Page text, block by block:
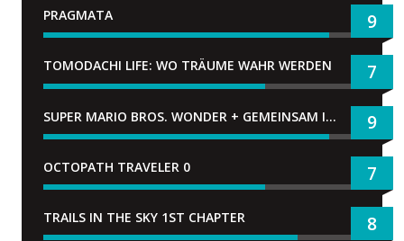
PRAGMATA 9
TOMODACHI LIFE: WO TRÄUME WAHR WERDEN 7
SUPER MARIO BROS. WONDER + GEMEINSAM IM BELLABEL-PARK 9
OCTOPATH TRAVELER 0 7
TRAILS IN THE SKY 1ST CHAPTER 8